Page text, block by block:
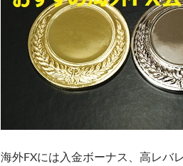
海外FXには入金ボーナス、高レバ